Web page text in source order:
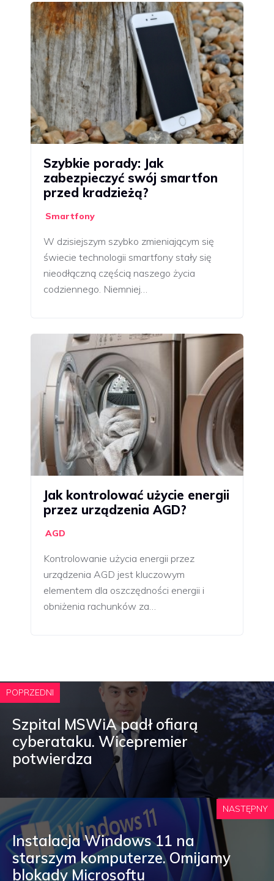
Szybkie porady: Jak
zabezpieczyć swój smartfon
przed kradzieżą?
Smartfony
W dzisiejszym szybko zmieniającym się
świecie technologii smartfony stały się
nieodłączną częścią naszego życia
codziennego. Niemniej…
Jak kontrolować użycie energii
przez urządzenia AGD?
AGD
Kontrolowanie użycia energii przez
urządzenia AGD jest kluczowym
elementem dla oszczędności energii i
obniżenia rachunków za…
POPRZEDNI
Szpital MSWiA padł ofiarą
cyberataku. Wicepremier
potwierdza
NASTĘPNY
Instalacja Windows 11 na
starszym komputerze. Omijamy
blokady Microsoftu